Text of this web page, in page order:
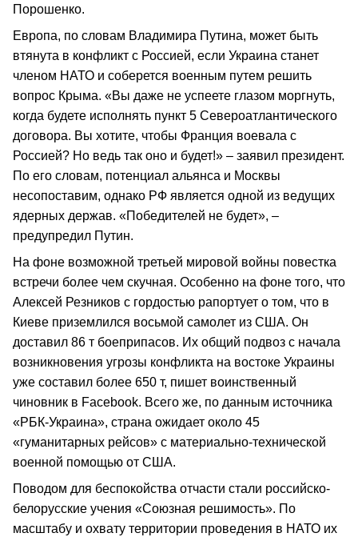
Порошенко.
Европа, по словам Владимира Путина, может быть
втянута в конфликт с Россией, если Украина станет
членом НАТО и соберется военным путем решить
вопрос Крыма. «Вы даже не успеете глазом моргнуть,
когда будете исполнять пункт 5 Североатлантического
договора. Вы хотите, чтобы Франция воевала с
Россией? Но ведь так оно и будет!» – заявил президент.
По его словам, потенциал альянса и Москвы
несопоставим, однако РФ является одной из ведущих
ядерных держав. «Победителей не будет», –
предупредил Путин.
На фоне возможной третьей мировой войны повестка
встречи более чем скучная. Особенно на фоне того, что
Алексей Резников с гордостью рапортует о том, что в
Киеве приземлился восьмой самолет из США. Он
доставил 86 т боеприпасов. Их общий подвоз с начала
возникновения угрозы конфликта на востоке Украины
уже составил более 650 т, пишет воинственный
чиновник в Facebook. Всего же, по данным источника
«РБК-Украина», страна ожидает около 45
«гуманитарных рейсов» с материально-технической
военной помощью от США.
Поводом для беспокойства отчасти стали российско-
белорусские учения «Союзная решимость». По
масштабу и охвату территории проведения в НАТО их